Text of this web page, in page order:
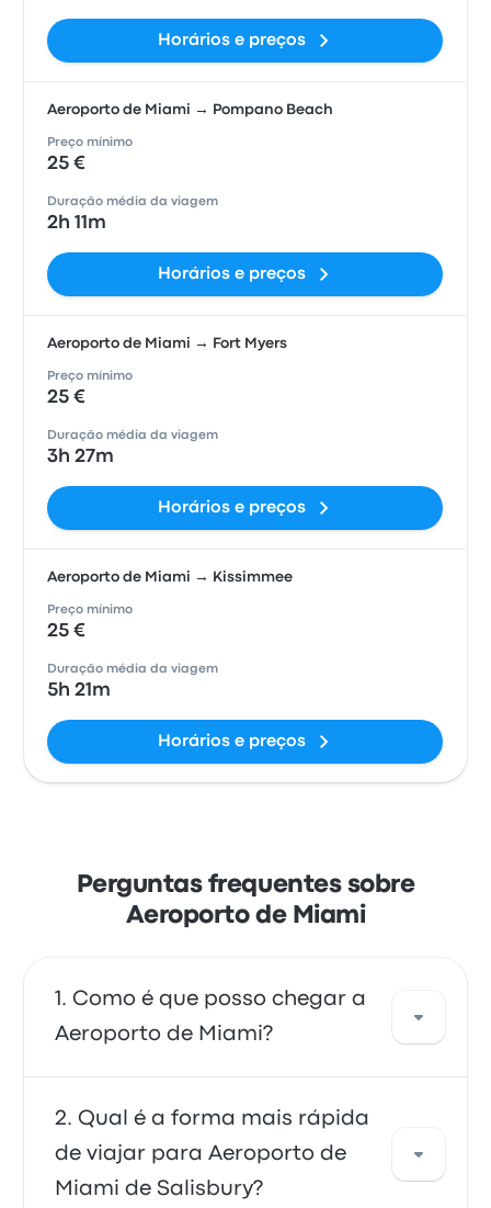
Horários e preços
Aeroporto de Miami → Pompano Beach
Preço mínimo
25 €
Duração média da viagem
2h 11m
Horários e preços
Aeroporto de Miami → Fort Myers
Preço mínimo
25 €
Duração média da viagem
3h 27m
Horários e preços
Aeroporto de Miami → Kissimmee
Preço mínimo
25 €
Duração média da viagem
5h 21m
Horários e preços
Perguntas frequentes sobre
Aeroporto de Miami
Como é que posso chegar a
Aeroporto de Miami?
Pode apanhar o autocarro, que oferece
acesso direto ao aeroporto. Em alternativa,
também pode apanhar um táxi ou usar um
serviço de partilha de viagens.
Qual é a forma mais rápida
de viajar para Aeroporto de
Miami de Salisbury?